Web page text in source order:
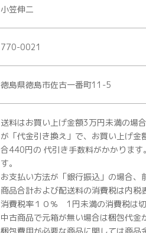
小笠伸二
770-0021
徳島県徳島市佐古一番町11-5
送料はお買い上げ金額3万円未満の場
が「代金引き換え」で、お買い上げ
合440円の 代引き手数料がかかりま
す。
お支払い方法が「銀行振込」の場合、
商品合計および配送料の消費税は内税
消費税率１０％ 1円未満の消費税は切
中古商品で元箱が無い場合は梱包代金